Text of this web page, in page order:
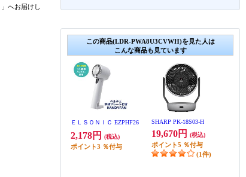
この商品(LDR-PWA8U3CVWH)を見た人は
こんな商品も見ています
ＥＬＳＯＮＩＣ EZPHF26
2,178円 (税込)
ポイント3 ％付与
SHARP PK-18S03-H
19,670円 (税込)
ポイント5 ％付与
(1件)
」 へお届けし